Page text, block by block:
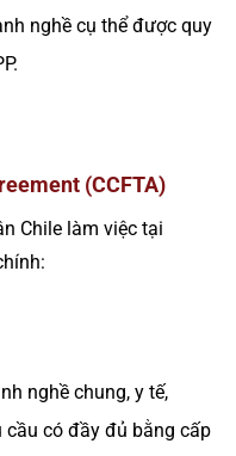
nghề cụ thể được quy
(CCFTA)
Chile làm việc tại
nghề chung, y tế,
cầu có đầy đủ bằng cấp